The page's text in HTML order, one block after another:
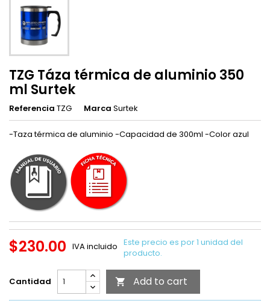
TZG Táza térmica de aluminio 350
ml Surtek
Referencia TZG Marca Surtek
-Taza térmica de aluminio -Capacidad de 300ml -Color azul
$230.00 IVA incluido Este precio es por 1 unidad del
producto.
Cantidad  Add to cart